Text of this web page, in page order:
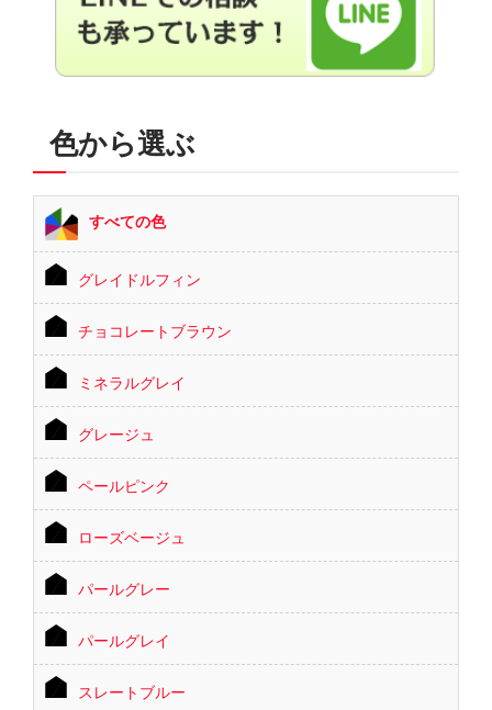
色から選ぶ
すべての色
グレイドルフィン
チョコレートブラウン
ミネラルグレイ
グレージュ
ペールピンク
ローズベージュ
パールグレー
パールグレイ
スレートブルー